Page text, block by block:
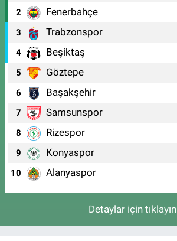
2 Fenerbahçe
3 Trabzonspor
4 Beşiktaş
5 Göztepe
6 Başakşehir
7 Samsunspor
8 Rizespor
9 Konyaspor
10 Alanyaspor
Detaylar için tıklayın